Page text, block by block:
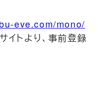
eve.com/mono/
トより、事前登録